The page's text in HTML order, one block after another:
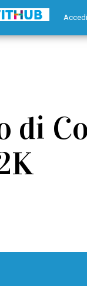
Accedi
di